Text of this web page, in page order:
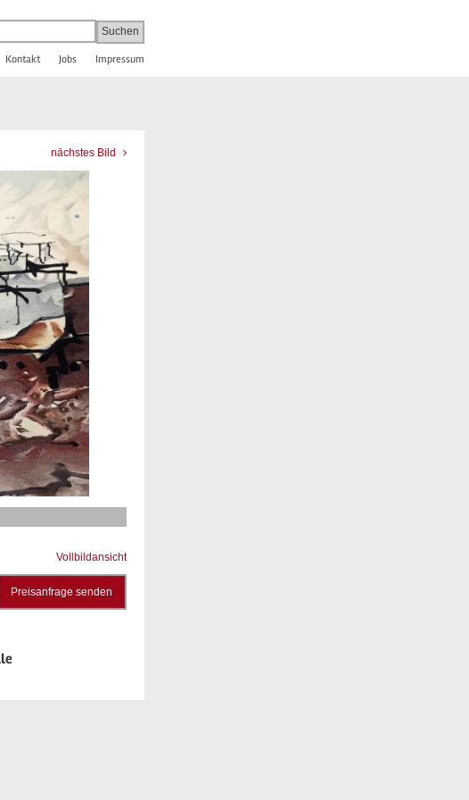
Kontakt Jobs Impressum
nächstes Bild
Vollbildansicht
Preisanfrage senden